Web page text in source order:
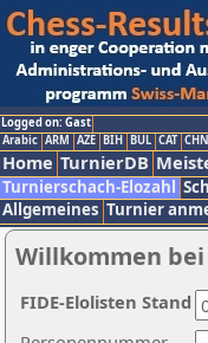
Logged on: Gast
Arabic ARM AZE BIH BUL CAT CHN
Home TurnierDB
Turnierschach-Elozahl
Allgemeines Turnier
Willkommen bei
FIDE-Elolisten Stand